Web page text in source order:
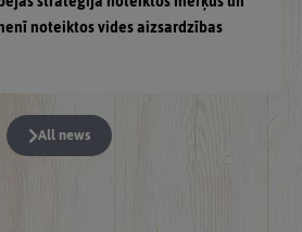
noteiktos vides aizsardzības
All news